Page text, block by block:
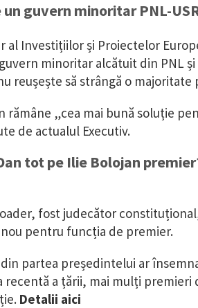
guvern minoritar PNL-
al Investițiilor și Proiectelor
minoritar alcătuit din PNL și
reușește să strângă o majoritate
rămâne „cea mai bună soluție
de actualul Executiv.
tot pe Ilie Bolojan
fost judecător
pentru funcția de premier.
partea președintelui ar
recentă a țării, mai mulți
Detalii aici